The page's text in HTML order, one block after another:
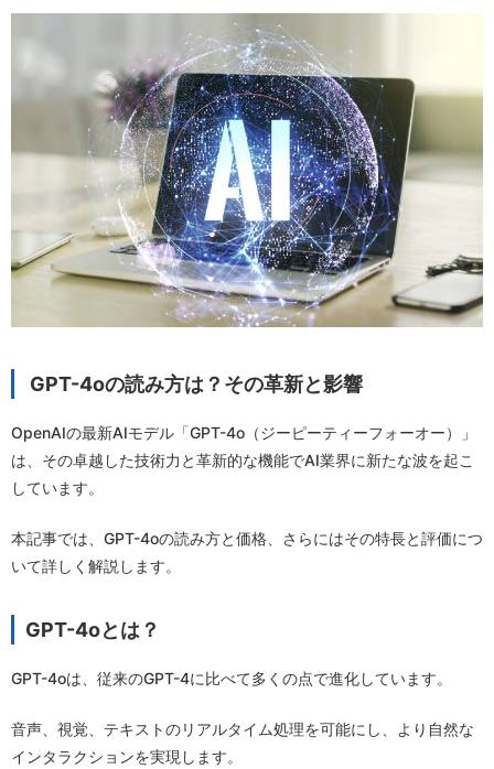
GPT-4oの読み方は？その革新と影響
OpenAIの最新AIモデル「GPT-4o（ジーピーティーフォーオー）」
は、その卓越した技術力と革新的な機能でAI業界に新たな波を起こ
しています。
本記事では、GPT-4oの読み方と価格、さらにはその特長と評価につ
いて詳しく解説します。
GPT-4oとは？
GPT-4oは、従来のGPT-4に比べて多くの点で進化しています。
音声、視覚、テキストのリアルタイム処理を可能にし、より自然な
インタラクションを実現します。